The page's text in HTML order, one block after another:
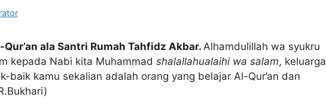
ala Santri Rumah Tahfidz Akbar. Alhamdulillah wa syukru
kepada Nabi kita Muhammad shalallahualaihi wa salam, keluarga
baik kamu sekalian adalah orang yang belajar Al-Qur’an dan